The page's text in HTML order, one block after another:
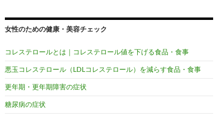
女性のための健康・美容チェック
コレステロールとは｜コレステロール値を下げる食品・食事
悪玉コレステロール（LDLコレステロール）を減らす食品・食事
更年期・更年期障害の症状
糖尿病の症状